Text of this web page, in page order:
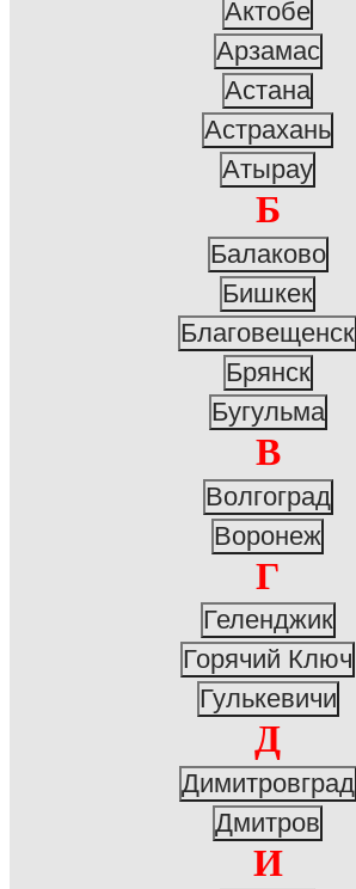
Актобе
Арзамас
Астана
Астрахань
Атырау
Б
Балаково
Бишкек
Благовещенск
Брянск
Бугульма
В
Волгоград
Воронеж
Г
Геленджик
Горячий Ключ
Гулькевичи
Д
Димитровград
Дмитров
И